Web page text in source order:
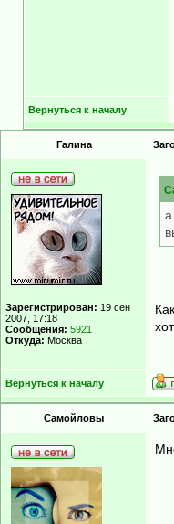
Вернуться к началу
Гaлинa
Зарегистрирован: 19 сен
2007, 17:18
Сообщения: 5921
Откуда: Москва
Вернуться к началу
Самойловы